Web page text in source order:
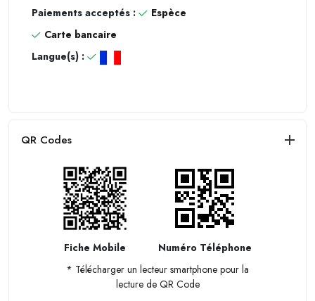
Paiements acceptés :
Espèce
Carte bancaire
Langue(s) :
QR Codes
Fiche Mobile
Numéro Téléphone
* Télécharger un lecteur smartphone pour la
lecture de QR Code